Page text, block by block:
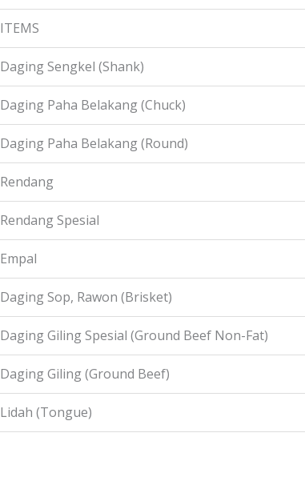
ITEMS
Daging Sengkel (Shank)
Daging Paha Belakang (Chuck)
Daging Paha Belakang (Round)
Rendang
Rendang Spesial
Empal
Daging Sop, Rawon (Brisket)
Daging Giling Spesial (Ground Beef Non-Fat)
Daging Giling (Ground Beef)
Lidah (Tongue)